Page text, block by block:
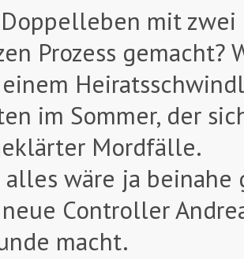
mit
Prozess
im Sommer, der
Mordfälle.
alles wäre ja
Controller
macht.